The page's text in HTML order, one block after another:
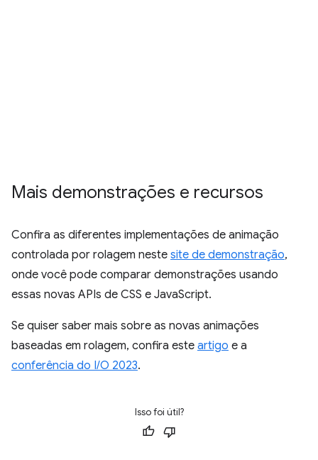
Mais demonstrações e recursos
Confira as diferentes implementações de animação
controlada por rolagem neste site de demonstração,
onde você pode comparar demonstrações usando
essas novas APIs de CSS e JavaScript.
Se quiser saber mais sobre as novas animações
baseadas em rolagem, confira este artigo e a
conferência do I/O 2023.
Isso foi útil?